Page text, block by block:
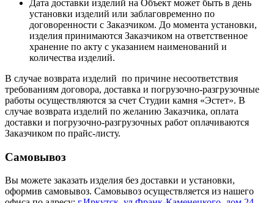
Дата доставки изделий на Объект может быть в день
установки изделий или заблаговременно по
договоренности с Заказчиком. До момента установки,
изделия принимаются Заказчиком на ответственное
хранение по акту с указанием наименований и
количества изделий.
В случае возврата изделий по причине несоответствия
требованиям договора, доставка и погрузочно-разгрузочные
работы осуществляются за счет Студии камня «Эстет». В
случае возврата изделий по желанию Заказчика, оплата
доставки и погрузочно-разгрузочных работ оплачиваются
Заказчиком по прайс-листу.
Самовывоз
Вы можете заказать изделия без доставки и установки,
оформив самовывоз. Самовывоз осуществляется из нашего